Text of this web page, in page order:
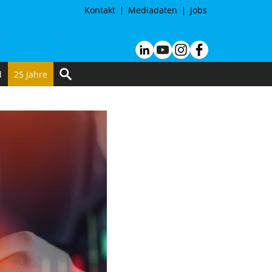
Kontakt Mediadaten Jobs
25 Jahre